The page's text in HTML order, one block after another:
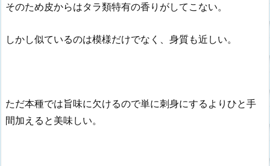
そのため皮からはタラ類特有の香りがしてこない。
しかし似ているのは模様だけでなく、身質も近しい。
ただ本種では旨味に欠けるので単に刺身にするよりひと手
間加えると美味しい。